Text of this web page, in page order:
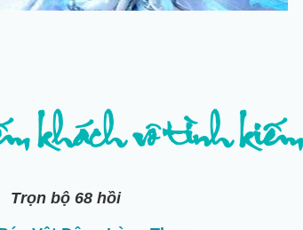
vô tình kiếm
Trọn bộ 68 hồi